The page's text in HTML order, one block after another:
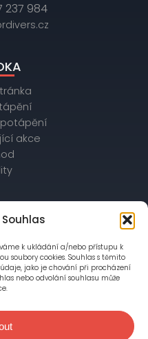
k ukládání a/nebo přístupu k
soubory cookies. Souhlas s těmito
jako je chování při procházení
nebo odvolání souhlasu může
237 984
potápění
akce
ÚDAJE
5500
C, vložka 76777